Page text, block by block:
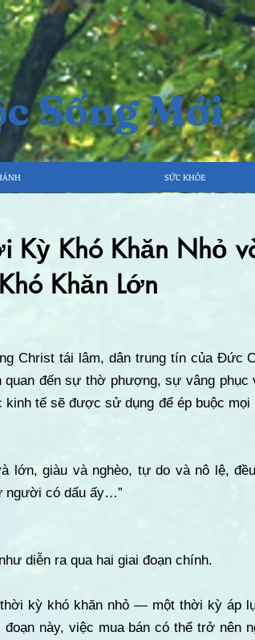
Sống Mới
SỨC KHỎE
Kỳ Khó Khăn Nhỏ
Khó Khăn Lớn
Christ tái lâm, dân trung tín của Đức
đến sự thờ phượng, sự vâng phục
tế sẽ được sử dụng để ép buộc
lớn, giàu và nghèo, tự do và nô lệ,
người có dấu ấy…”
diễn ra qua hai giai đoạn chính.
kỳ khó khăn nhỏ — một thời kỳ áp
này, việc mua bán có thể trở nên